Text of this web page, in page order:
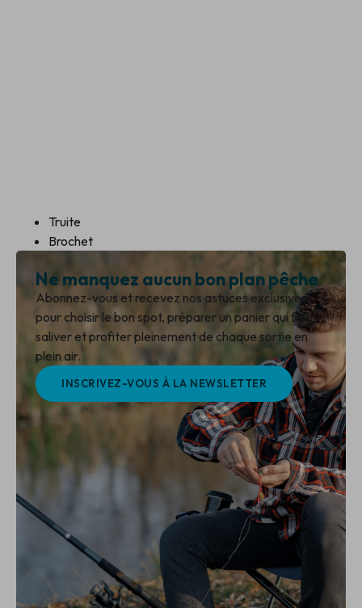
Truite
Brochet
Ne manquez aucun bon plan pêche
Abonnez-vous et recevez nos astuces exclusives
pour choisir le bon spot, préparer un panier qui fait
saliver et profiter pleinement de chaque sortie en
plein air.
INSCRIVEZ-VOUS À LA NEWSLETTER